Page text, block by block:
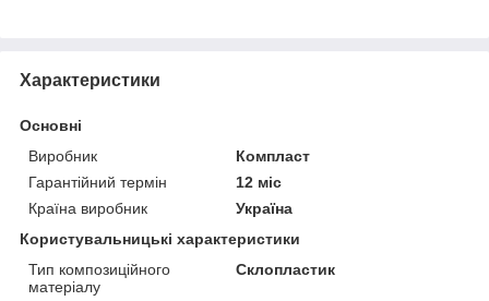
Характеристики
Основні
Виробник
Компласт
Гарантійний термін
12 міс
Країна виробник
Україна
Користувальницькі характеристики
Тип композиційного
матеріалу
Склопластик